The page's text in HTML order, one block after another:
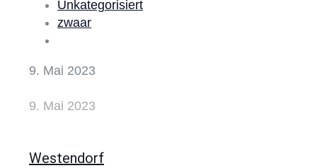
Unkategorisiert
zwaar
9. Mai 2023
9. Mai 2023
Westendorf